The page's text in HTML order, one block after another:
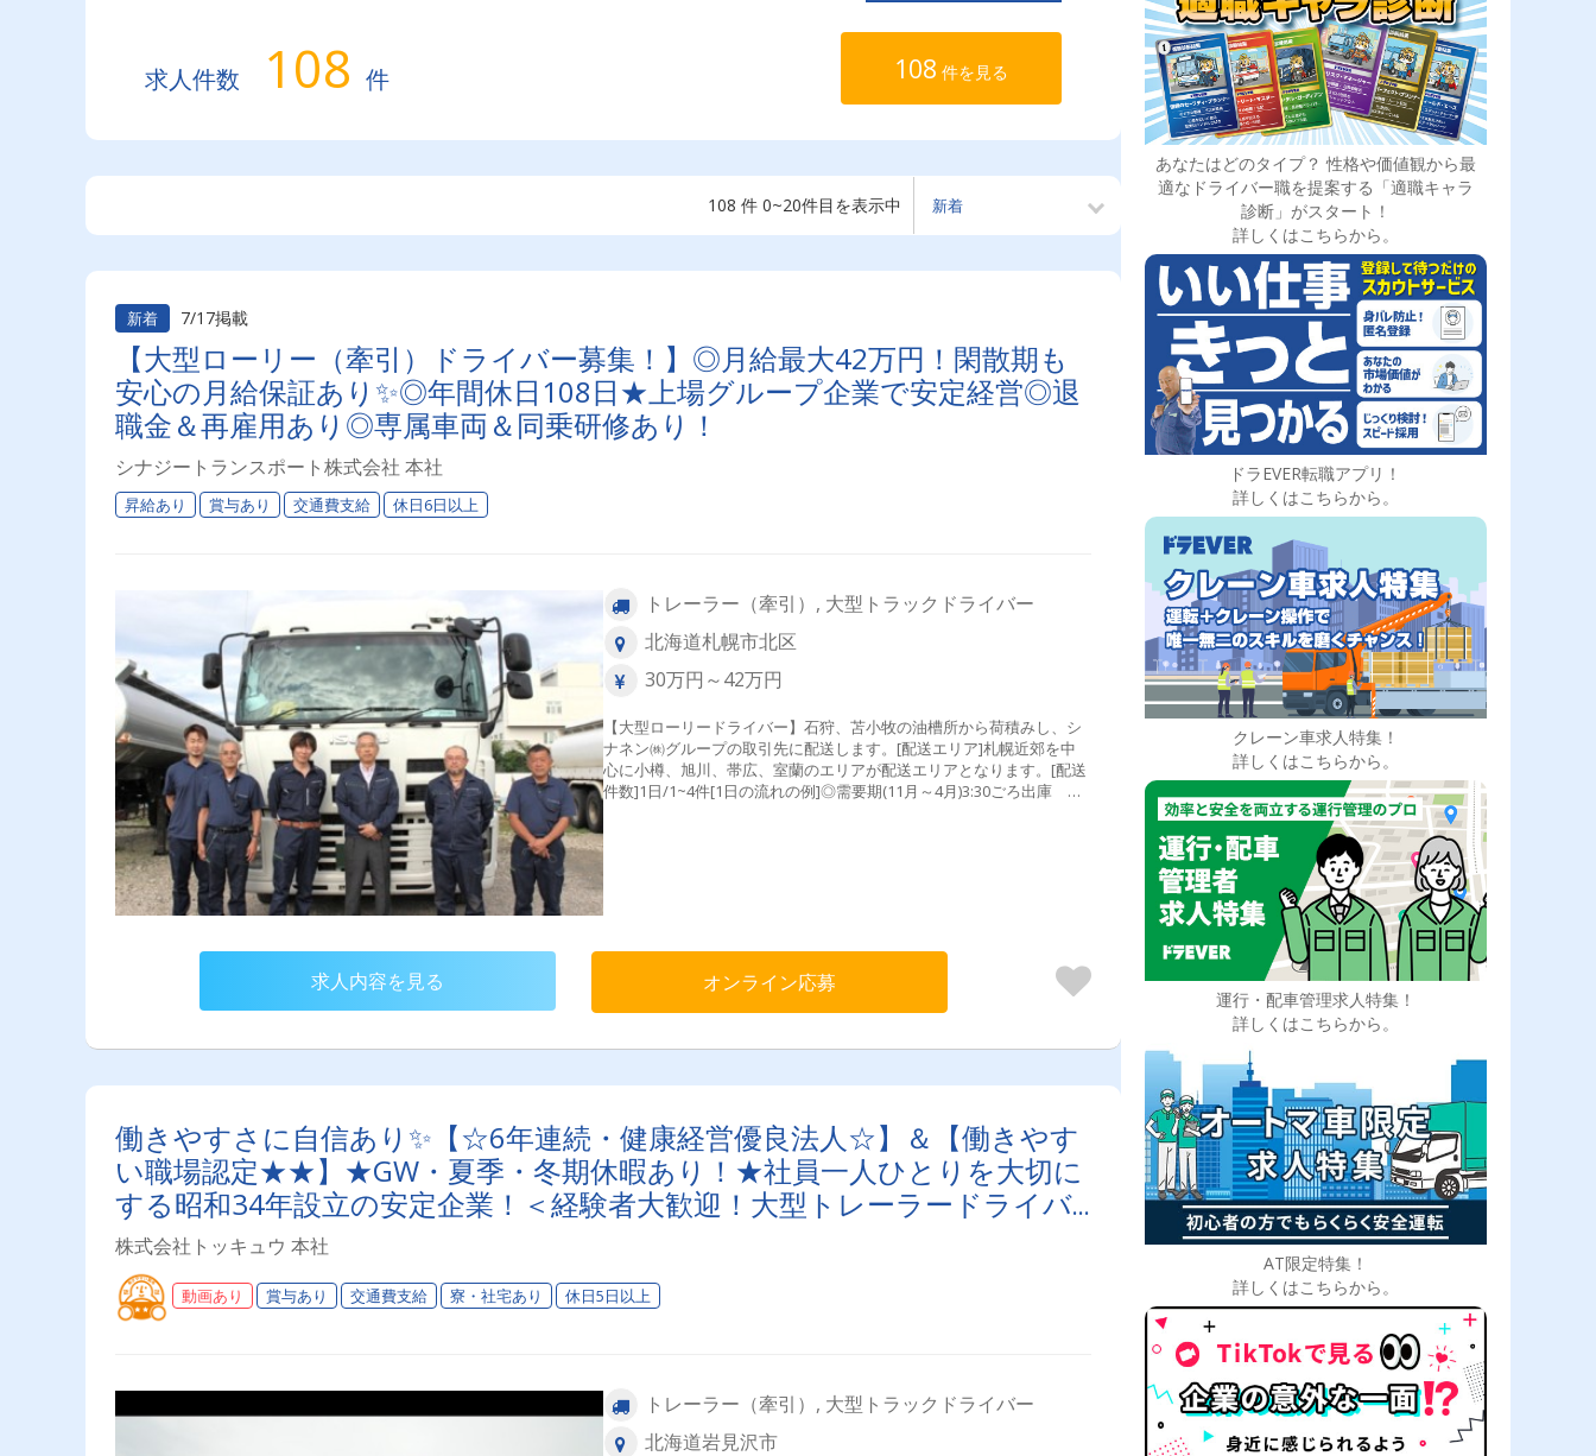
求人件数 108 件 108 件を見る
108 件 0~20件目を表示中
新着 7/17掲載
【大型ローリー（牽引）ドライバー募集！】◎月給最大42万円！閑散期も
安心の月給保証あり✨◎年間休日108日★上場グループ企業で安定経営◎退
職金＆再雇用あり◎専属車両＆同乗研修あり！
シナジートランスポート株式会社 本社
昇給あり 賞与あり 交通費支給 休日6日以上
トレーラー（牽引）, 大型トラックドライバー
北海道札幌市北区
30万円～42万円
【大型ローリードライバー】石狩、苫小牧の油槽所から荷積みし、シ
ナネン㈱グループの取引先に配送します。[配送エリア]札幌近郊を中
心に小樽、旭川、帯広、室蘭のエリアが配送エリアとなります。[配送
件数]1日/1~4件[1日の流れの例]◎需要期(11月～4月)3:30ごろ出庫
↓14:00ころ帰社
求人内容を見る オンライン応募
働きやすさに自信あり✨【☆6年連続・健康経営優良法人☆】＆【働きやす
い職場認定★★】★GW・夏季・冬期休暇あり！★社員一人ひとりを大切に
する昭和34年設立の安定企業！＜経験者大歓迎！大型トレーラードライバ
ー＞
株式会社トッキュウ 本社
動画あり 賞与あり 交通費支給 寮・社宅あり 休日5日以上
トレーラー（牽引）, 大型トラックドライバー
北海道岩見沢市
あなたはどのタイプ？ 性格や価値観から最
適なドライバー職を提案する「適職キャラ
診断」がスタート！
詳しくはこちらから。
ドラEVER転職アプリ！
詳しくはこちらから。
クレーン車求人特集！
詳しくはこちらから。
運行・配車管理求人特集！
詳しくはこちらから。
AT限定特集！
詳しくはこちらから。